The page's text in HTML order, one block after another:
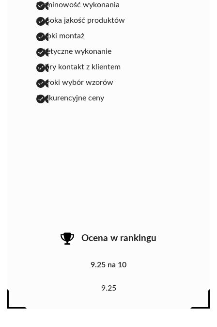
terminowość wykonania
wysoka jakość produktów
szybki montaż
estetyczne wykonanie
dobry kontakt z klientem
szeroki wybór wzorów
konkurencyjne ceny
Ocena w rankingu
9.25 na 10
9.25